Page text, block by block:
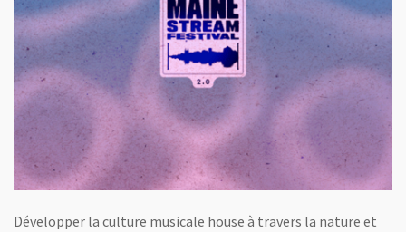
Développer la culture musicale house à travers la nature et